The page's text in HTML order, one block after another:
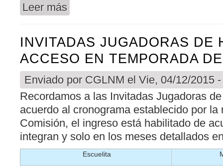
Leer más
INVITADAS JUGADORAS DE
ACCESO EN TEMPORADA
Enviado por CGLNM el Vie, 04/12/2015
Recordamos a las Invitadas Jugadoras
acuerdo al cronograma establecido por la
Comisión, el ingreso está habilitado de
integran y solo en los meses detallados
Escuelita